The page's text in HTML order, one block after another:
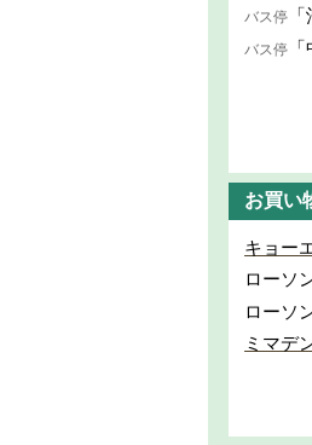
バス停
バス停
お買い
キョー
ローソ
ローソ
ミマデ